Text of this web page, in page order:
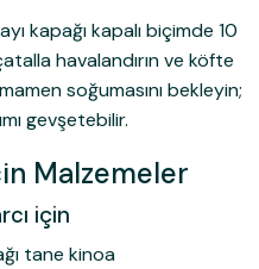
kapağı kapalı biçimde 10
havalandırın ve köfte
soğumasını bekleyin;
gevşetebilir.
Malzemeler
için
tane kinoa